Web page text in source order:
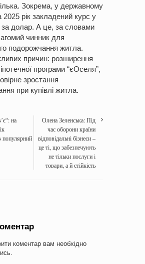
Зокрема, у державному
2025 рік закладений курс у
за долар. А це, за словами
чинник для
подорожчання житла.
причин: розширення
програми “єОселя”,
зростання
при купівлі житла.
на
популярний
Олена Зеленська: Під
час оборони країни
відповідальні бізнеси –
це ті, що забезпечують
не тільки послуги і
товари, а й стійкість
коментар вам необхідно
.